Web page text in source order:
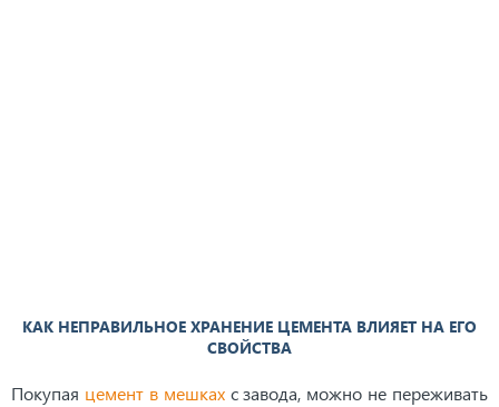
КАК НЕПРАВИЛЬНОЕ ХРАНЕНИЕ ЦЕМЕНТА ВЛИЯЕТ НА ЕГО
СВОЙСТВА
Покупая цемент в мешкахс завода, можно не переживать